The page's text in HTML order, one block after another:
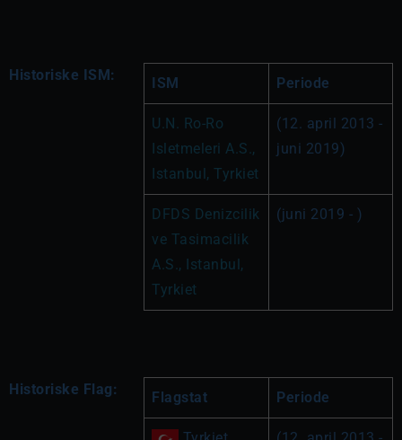
Historiske ISM: ISM Periode
U.N. Ro-Ro
Isletmeleri A.S.,
Istanbul, Tyrkiet
(12. april 2013 -
juni 2019)
DFDS Denizcilik
ve Tasimacilik
A.S., Istanbul,
Tyrkiet
(juni 2019 - )
Historiske Flag: Flagstat Periode